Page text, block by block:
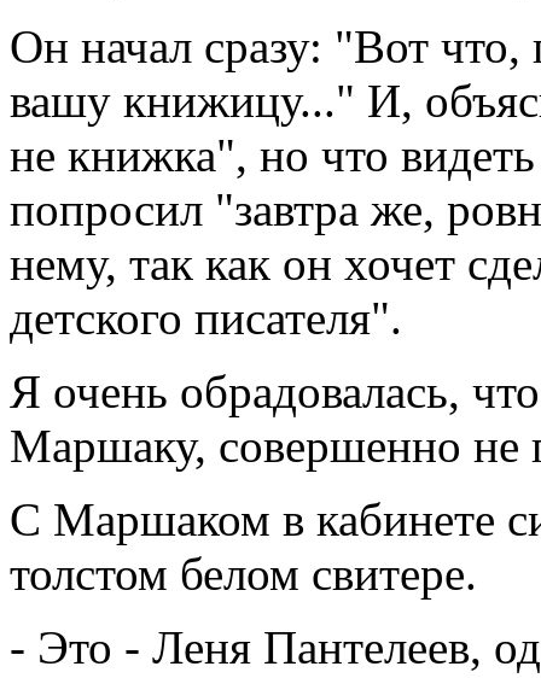
Он начал сразу: "Вот что,
вашу книжицу..." И,
не книжка", но что
попросил "завтра же,
нему, так как он хочет
детского писателя".
Я очень обрадовалась,
Маршаку, совершенно не
С Маршаком в кабинете
толстом белом свитере.
- Это - Леня Пантелеев,